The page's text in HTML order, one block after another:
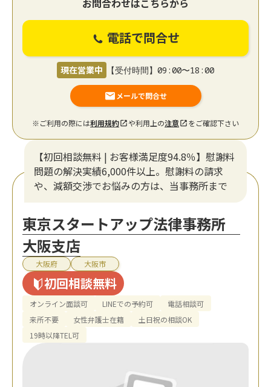
お問合わせはこちらから
電話で問合せ
現在営業中 【受付時間】09:00〜18:00
メールで問合せ
※ご利用の際には利用規約 や利用上の注意 をご確認下さい
【初回相談無料 | お客様満足度94.8％】慰謝料
問題の解決実績6,000件以上。慰謝料の請求
や、減額交渉でお悩みの方は、当事務所まで
東京スタートアップ法律事務所
大阪支店
大阪府 大阪市
初回相談無料
オンライン面談可 LINEでの予約可
電話相談可
来所不要
女性弁護士在籍
土日祝の相談OK
19時以降TEL可